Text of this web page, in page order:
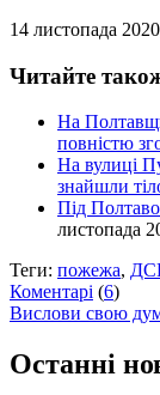
14 листопада
Читайте
На
повністю
На вулиці
знайшли
Під
листопада
Теги: пожежа,
Коментарі (6)
Вислови свою
Останні